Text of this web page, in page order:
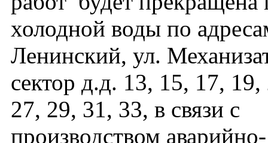
холодной воды по
Ленинский, ул.
сектор д.д. 13, 15, 17,
27, 29, 31, 33, в связи с
производством аварийно-